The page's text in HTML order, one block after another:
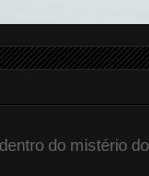
do mistério